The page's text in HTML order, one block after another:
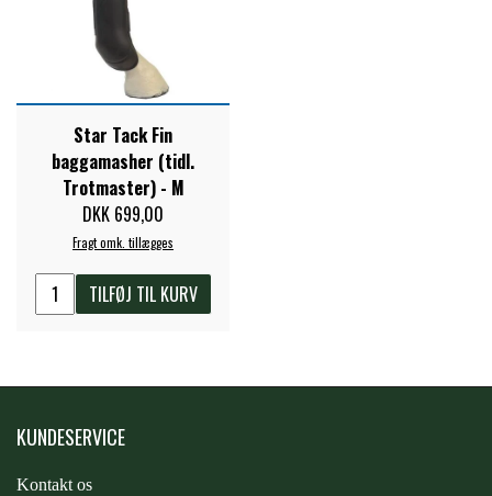
PREMIER EQUINE
STAR TACK
Star Tack Fin
baggamasher (tidl.
Trotmaster) - M
DKK 699,00
Fragt omk. tillægges
TILFØJ TIL KURV
KUNDESERVICE
Kontakt os